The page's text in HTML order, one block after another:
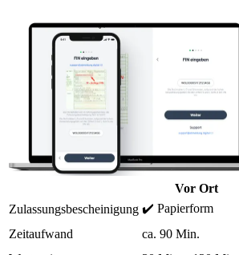
Vor Ort
Zulassungsbescheinigung ✔️ Papierform
Zeitaufwand
ca. 90 Min.